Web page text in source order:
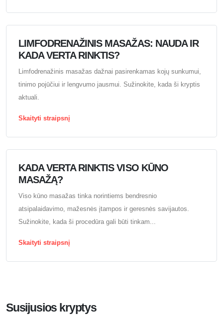
LIMFODRENAŽINIS MASAŽAS: NAUDA IR
KADA VERTA RINKTIS?
Limfodrenažinis masažas dažnai pasirenkamas kojų sunkumui,
tinimo pojūčiui ir lengvumo jausmui. Sužinokite, kada ši kryptis
aktuali.
Skaityti straipsnį
KADA VERTA RINKTIS VISO KŪNO
MASAŽĄ?
Viso kūno masažas tinka norintiems bendresnio
atsipalaidavimo, mažesnės įtampos ir geresnės savijautos.
Sužinokite, kada ši procedūra gali būti tinkam...
Skaityti straipsnį
Susijusios kryptys